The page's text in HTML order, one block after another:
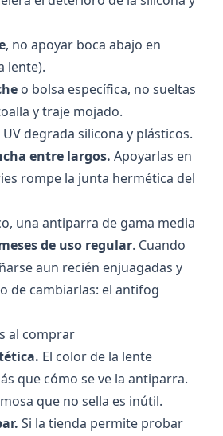
, no apoyar boca abajo en
lente).
o bolsa específica, no sueltas
y traje mojado.
UV degrada silicona y plásticos.
entre largos. Apoyarlas en
rompe la junta hermética del
una antiparra de gama media
de uso regular. Cuando
aun recién enjuagadas y
de cambiarlas: el antifog
al comprar
El color de la lente
que cómo se ve la antiparra.
que no sella es inútil.
Si la tienda permite probar